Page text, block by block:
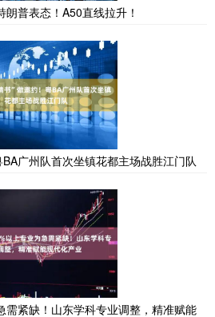
普表态！A50直线拉升！
广州队首次坐镇花都主场战胜江门队
需紧缺！山东学科专业调整，精准赋能